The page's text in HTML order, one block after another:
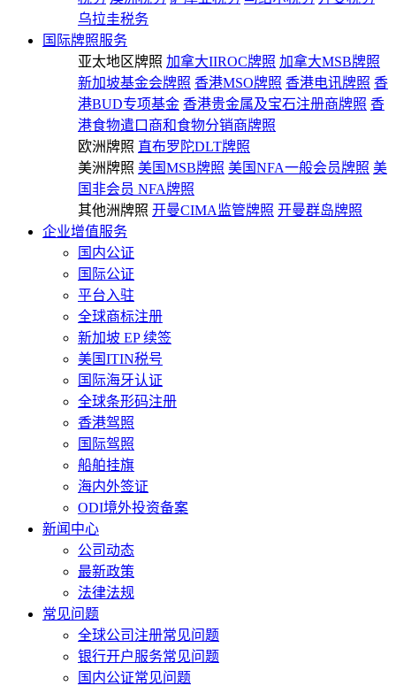
乌拉圭税务
国际牌照服务
亚太地区牌照 加拿大IIROC牌照 加拿大MSB牌照
新加坡基金会牌照 香港MSO牌照 香港电讯牌照 香
港BUD专项基金 香港贵金属及宝石注册商牌照 香
港食物遣口商和食物分销商牌照
欧洲牌照 直布罗陀DLT牌照
美洲牌照 美国MSB牌照 美国NFA一般会员牌照 美
国非会员 NFA牌照
其他洲牌照 开曼CIMA监管牌照 开曼群岛牌照
企业增值服务
国内公证
国际公证
平台入驻
全球商标注册
新加坡 EP 续签
美国ITIN税号
国际海牙认证
全球条形码注册
香港驾照
国际驾照
船舶挂旗
海内外签证
ODI境外投资备案
新闻中心
公司动态
最新政策
法律法规
常见问题
全球公司注册常见问题
银行开户服务常见问题
国内公证常见问题